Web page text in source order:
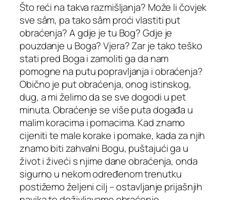
Što reći na takva razmišljanja? Može li čovjek
sve sâm, pa tako sâm proći vlastiti put
obraćenja? A gdje je tu Bog? Gdje je
pouzdanje u Boga? Vjera? Zar je tako teško
stati pred Boga i zamoliti ga da nam
pomogne na putu popravljanja i obraćenja?
Obično je put obraćenja, onog istinskog,
dug, a mi želimo da se sve dogodi u pet
minuta. Obraćenje se više puta događa u
malim koracima i pomacima. Kad znamo
cijeniti te male korake i pomake, kada za njih
znamo biti zahvalni Bogu, puštajući ga u
život i živeći s njime dane obraćenja, onda
sigurno u nekom određenom trenutku
postižemo željeni cilj – ostavljanje prijašnjih